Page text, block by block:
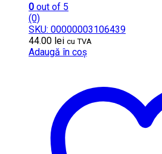
0 out of 5
(0)
SKU: 00000003106439
44.00 lei cu TVA
Adaugă în coș